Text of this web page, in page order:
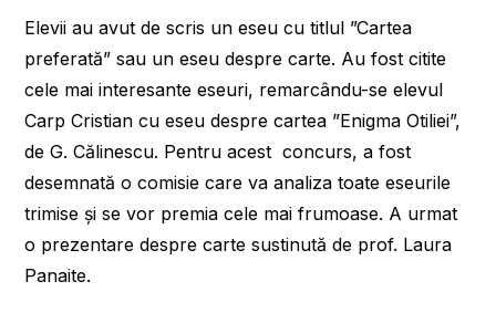
Elevii au avut de scris un eseu cu titlul ”Cartea
preferată” sau un eseu despre carte. Au fost citite
cele mai interesante eseuri, remarcându-se elevul
Carp Cristian cu eseu despre cartea ”Enigma Otiliei”,
de G. Călinescu. Pentru acest concurs, a fost
desemnată o comisie care va analiza toate eseurile
trimise și se vor premia cele mai frumoase. A urmat
o prezentare despre carte sustinută de prof. Laura
Panaite.